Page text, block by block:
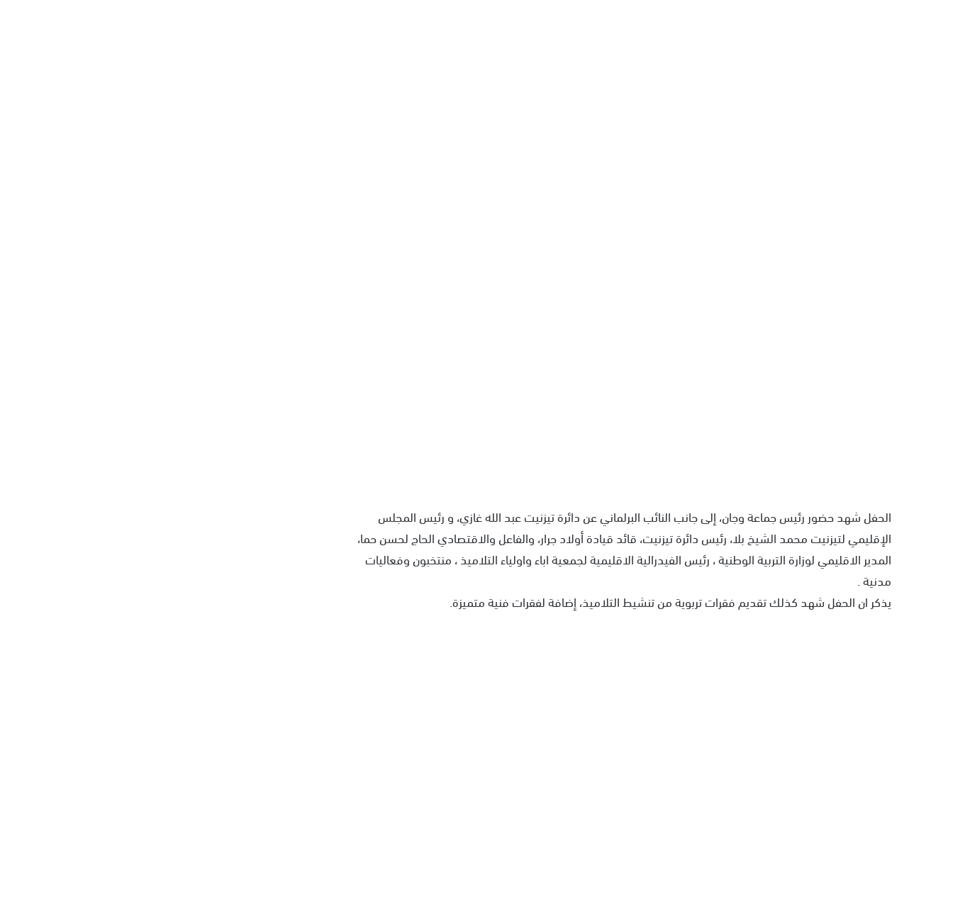
الحفل شهد حضور رئيس جماعة وجان، إلى جانب النائب البرلماني عن دائرة تيزنيت عبد الله غازي، و رئيس المجلس
الإقليمي لتيزنيت محمد الشيخ بلا، رئيس دائرة تيزنيت، قائد قيادة أولاد جرار، والفاعل والاقتصادي الحاج لحسن حما،
المدير الاقليمي لوزارة التربية الوطنية ، رئيس الفيدرالية الاقليمية لجمعية اباء واولياء التلاميذ ، منتخبون وفعاليات
مدنية .
يذكر ان الحفل شهد كذلك تقديم فقرات تربوية من تنشيط التلاميذ، إضافة لفقرات فنية متميزة.